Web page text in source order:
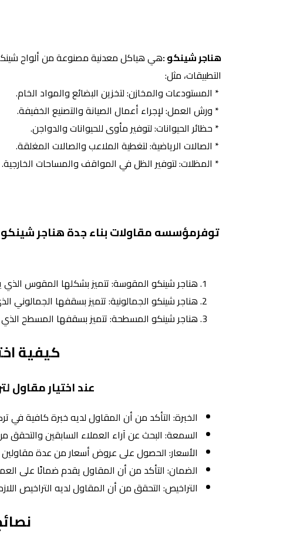
هناجر شينكو :هي هياكل معدنية مصنوعة من ألواح
التطبيقات، مثل:
* المستودعات والمخازن: لتخزين البضائع والمواد الخام.
* ورش العمل: لإجراء أعمال الصيانة والتصنيع الخفيفة.
* حظائر الحيوانات: لتوفير مأوى للحيوانات والدواجن.
* الصالات الرياضية: لتغطية الملاعب والصالات المغلقة.
* المظلات: لتوفير الظل في المواقف والمساحات الخارجية.
توفرمؤسسه مقاولات بناء جدة هناجر
هناجر شينكو المقوسة: تتميز بشكلها المقوس
هناجر شينكو الجمالونية: تتميز بسقفها الجمالوني
هناجر شينكو المسطحة: تتميز بسقفها المسطح الذي
كيفية
عند اختيار مقاول
الخبرة: التأكد من أن المقاول لديه خبرة كافية في
السمعة: البحث عن آراء العملاء السابقين
الأسعار: الحصول على عروض أسعار من عدة مقاولين
الضمان: التأكد من أن المقاول يقدم ضمانًا على
التراخيص: التحقق من أن المقاول لديه التراخيص